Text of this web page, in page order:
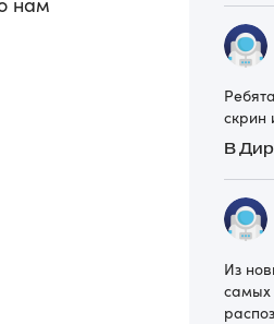
скрин
Из
самых